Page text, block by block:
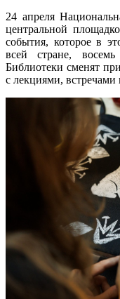
24 апреля
центральной
события, которое в
всей стране,
Библиотеки сменят
с лекциями, встречами